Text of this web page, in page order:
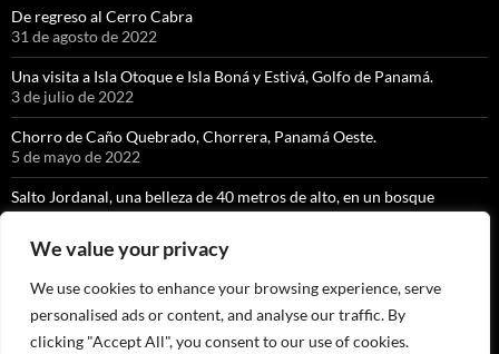
We value your privacy
We use cookies to enhance your browsing experience, serve
personalised ads or content, and analyse our traffic. By
clicking "Accept All", you consent to our use of cookies.
De regreso al Cerro Cabra
31 de agosto de 2022
Una visita a Isla Otoque e Isla Boná y Estivá, Golfo de Panamá.
3 de julio de 2022
Chorro de Caño Quebrado, Chorrera, Panamá Oeste.
5 de mayo de 2022
Salto Jordanal, una belleza de 40 metros de alto, en un bosque
nuboso exquisito.
Ngäbe Buglé
9 de marzo de 2022